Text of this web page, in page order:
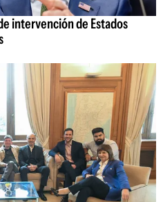
intervención de Estados